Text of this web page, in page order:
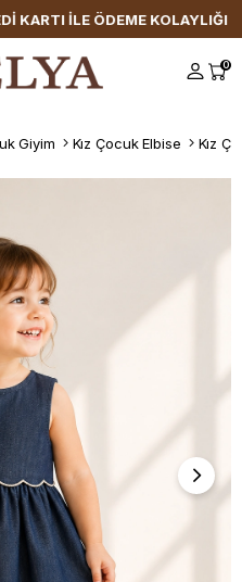
İLE ÖDEME KOLAYLIĞI
0
Giyim Kız Çocuk Elbise